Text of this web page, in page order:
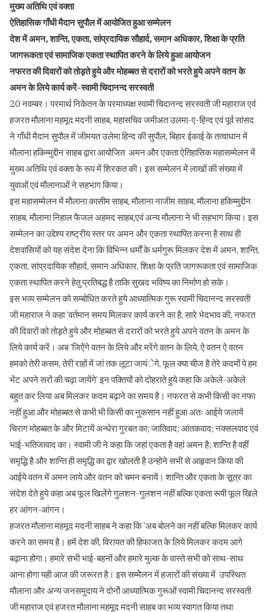
मुख्य अतिथि एवं वक्ता
ऐतिहासिक गाँधी मैदान सुपौल में आयोजित हुआ सम्मेलन
देश में अमन, शान्ति, एकता, सांप्रदायिक सौहार्द, समान अधिकार, शिक्षा के प्रति
जागरूकता एवं सामाजिक एकता स्थापित करने के लिये हुआ आयोजन
नफरत की दिवारों को तोड़़ते हुये और मोहब्बत से दरारों को भरते हुये अपने वतन के
अमन के लिये कार्य करें-स्वामी चिदानन्द सरस्वती
20 नवम्बर। परमार्थ निकेतन के परमाध्यक्ष स्वामी चिदानन्द सरस्वती जी महाराज एवं
हजरत मौलाना महमूद मदनी साहब, महासचिव जमीअत उलमा-ए-हिन्द एवं पूर्व सांसद
ने गाँधी मैदान सुपौल में जीमयत उलेमा हिन्द की सुपौल, बिहार ईकाई के तत्वाधान में
मौलाना हकिम्मुद्दीन साहब द्वारा आयोजित अमन और एकता ऐतिहासिक महासम्मेलन में
मुख्य अतिथि एवं वक्ता के रूप में शिरकत की। इस सम्मेलन में लाखों की संख्या में
युवाओं एवं मौलानाओं ने सहभाग किया।
इस महासम्मेलन में मौलाना कासीम साहब, मौलाना नाजीम साहब, मौलाना हकिम्मुद्दीन
साहब, मौलाना निहाल फैजल अहमद साहब,एवं अन्य मौलाना ने भी सहभाग किया। इस
सम्मेलन का उद्देश्य राष्ट्रीय स्तर पर अमन और एकता स्थापित करना है साथ ही
देशवासियों को यह संदेश देना कि विभिन्न धर्मों के धर्मगुरू मिलकर देश में अमन, शान्ति,
एकता, सांप्रदायिक सौहार्द, समान अधिकार, शिक्षा के प्रति जागरूकता एवं सामाजिक
एकता स्थापित करने हेतु प्रतिबद्ध है ताकि सुखद भविष्य का निर्माण हो सके।
इस भव्य सम्मेलन को सम्बोधित करते हुये आध्यात्मिक गुरू स्वामी चिदानन्द सरस्वती
जी महाराज ने कहा ’वर्तमान समय मिलकर कार्य करने का है, सारे भेदभाव की, नफरत
की दिवारों को तोड़़ते हुये और मोहब्बत से दरारों को भरते हुये अपने वतन के अमन के
लिये कार्य करें। अब ’जिऐंगे वतन के लिये और मरेंगे वतन के लिये, ऐ वतन ऐ वतन
हमको तेरी कसम, तेरी राहों में जां तक लूटा जायंेगे, फूल क्या चीज है तेरे कदमों पे हम
भेंट अपने सरों की चढ़ा जायेंगे’ इन पक्तियों को दोहराते हुये कहा कि अकेले-अकेले
बहुत कर लिया अब मिलकर कदम बढ़ाने का समय है। नफरत से कभी किसी का नफा
नहीं हुआ और मोहब्बत से कभी भी किसी का नुकसान नहीं हुआ अतः आईये जलायें
चिराग मोहब्बत के और मिटायें अन्धेरा गुरबत का; जातिवाद; आंतकवाद; नक्सलवाद एवं
भाई-भतिजावाद का। स्वामी जी ने कहा कि जहां एकता है वहां अमन है; शान्ति है वहीं
समृद्धि है और शान्ति ही समृद्धि का द्वार खोलती है उन्होने सभी से आहृवान किया की
आईये वतन में अमन लाये और वतन को चमन बनायें। शान्ति और एकता के सू़त्र का
संदेश देते हुये कहा अब फूल खिलेंगे गुलशन-गुलशन नहीं बल्कि एकता रूपी फूल खिले
हर आंगन-आंगन।
हजरत मौलाना महमूद मदनी साहब ने कहा कि ’अब बोलने का नहीं बल्कि मिलकर कार्य
करने का समय है। हमें देश की, विरायत की हिफाजत के लिये मिलकर कदम आगे
बढ़ाना होगा। हमारे सभी भाई-बहनों और हमारे मुल्क के वास्ते सभी को साथ-साथ
आना होगा यही आज की जरूरत है। इस सम्मेेलन में हजारों की संख्या में उपस्थित
मौलाना और अन्य जनसमुदाय ने दोनोें आध्यात्मिक गुरूओं स्वामी चिदानन्द सरस्वती
जी महाराज एवं हजरत मौलाना महमूद मदनी साहब का भव्य स्वागत किया तथा